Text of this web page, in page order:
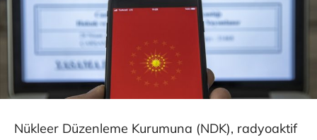
Nükleer Düzenleme Kurumuna (NDK), radyoaktif